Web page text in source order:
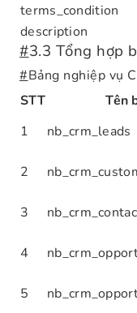
terms_condition
description
#3.3 Tổng hợp
#Bảng nghiệp vụ
STT
Tên
1
nb_crm_leads
2
3
4
5